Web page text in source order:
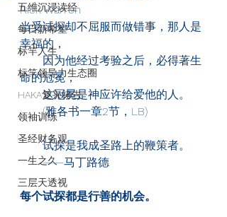
五维沉浸读经
每日新希望
标竿人生
标竿领导力生态圈
HAKA复兴祷告
领袖训练
圣经财务观
一生之久
三层天透视
Rick Warren
当受试探却不屈服而做错事，那人是
幸福的，
因为他经过考验之后，必得著生
命的冠冕，
这冠冕是神应许给爱他的人。
(雅各书一章2节，LB)
试探是我成圣路上的鞭策者。
——马丁路德
每个试探都是行善的机会。